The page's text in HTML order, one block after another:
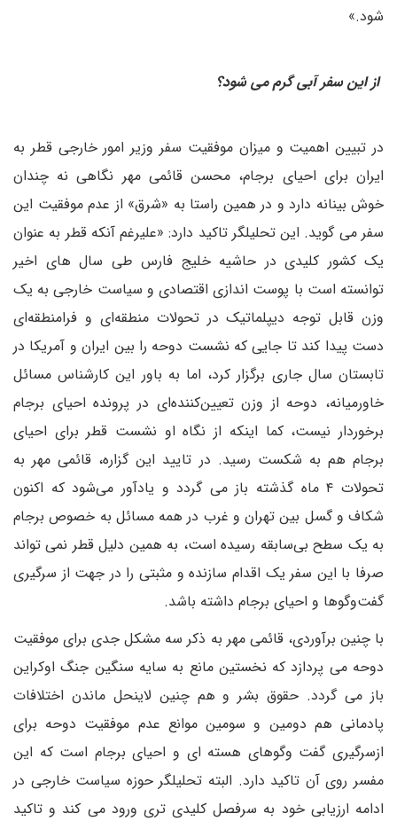
شود.»
از این سفر آبی گرم می شود؟
در تبیین اهمیت و میزان موفقیت سفر وزیر امور خارجی قطر به
ایران برای احیای برجام، محسن قائمی مهر نگاهی نه چندان
خوش بینانه دارد و در همین راستا به «شرق» از عدم موفقیت این
سفر می گوید. این تحلیلگر تاکید دارد: «علیرغم آنکه قطر به عنوان
یک کشور کلیدی در حاشیه خلیج فارس طی سال های اخیر
توانسته است با پوست اندازی اقتصادی و سیاست خارجی به یک
وزن قابل توجه دیپلماتیک در تحولات منطقه‌ای و فرامنطقه‌ای
دست پیدا کند تا جایی که نشست دوحه را بین ایران و آمریکا در
تابستان سال جاری برگزار کرد، اما به باور این کارشناس مسائل
خاورمیانه، دوحه از وزن تعیین‌کننده‌ای در پرونده احیای برجام
برخوردار نیست، کما اینکه از نگاه او نشست قطر برای احیای
برجام هم به شکست رسید. در تایید این گزاره، قائمی مهر به
تحولات ۴ ماه گذشته باز می گردد و یادآور می‌شود که اکنون
شکاف و گسل بین تهران و غرب در همه مسائل به خصوص برجام
به یک سطح بی‌سابقه رسیده است، به همین دلیل قطر نمی تواند
صرفا با این سفر یک اقدام سازنده و مثبتی را در جهت از سرگیری
گفت‌وگوها و احیای برجام داشته باشد.
با چنین برآوردی، قائمی مهر به ذکر سه مشکل جدی برای موفقیت
دوحه می پردازد که نخستین مانع به سایه سنگین جنگ اوکراین
باز می گردد. حقوق بشر و هم چنین لاینحل ماندن اختلافات
پادمانی هم دومین و سومین موانع عدم موفقیت دوحه برای
ازسرگیری گفت وگوهای هسته ای و احیای برجام است که این
مفسر روی آن تاکید دارد. البته تحلیلگر حوزه سیاست خارجی در
ادامه ارزیابی خود به سرفصل کلیدی تری ورود می کند و تاکید